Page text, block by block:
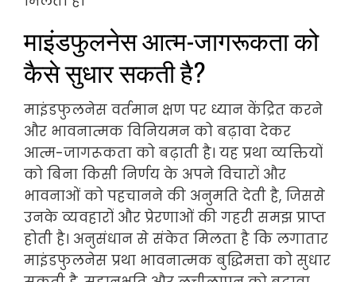
माइंडफुलनेस आत्म-जागरूकता को
कैसे सुधार सकती है?
माइंडफुलनेस वर्तमान क्षण पर ध्यान केंद्रित करने
और भावनात्मक विनियमन को बढ़ावा देकर
आत्म-जागरूकता को बढ़ाती है। यह प्रथा व्यक्तियों
को बिना किसी निर्णय के अपने विचारों और
भावनाओं को पहचानने की अनुमति देती है, जिससे
उनके व्यवहारों और प्रेरणाओं की गहरी समझ प्राप्त
होती है। अनुसंधान से संकेत मिलता है कि लगातार
माइंडफुलनेस प्रथा भावनात्मक बुद्धिमत्ता को सुधार